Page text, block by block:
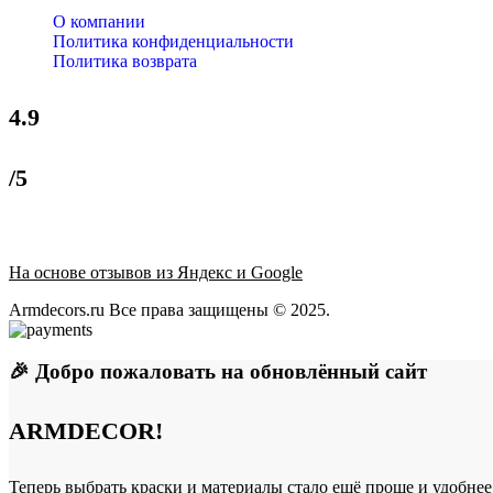
О компании
Политика конфиденциальности
Политика возврата
4.9
/5
На основе отзывов из Яндекс и Google
Armdecors.ru Все права защищены © 2025. ​
🎉 Добро пожаловать на обновлённый сайт
ARMDECOR!
Теперь выбрать краски и материалы стало ещё проще и